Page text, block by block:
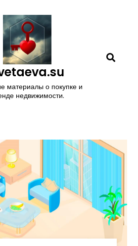
материалы о покупке и
недвижимости.